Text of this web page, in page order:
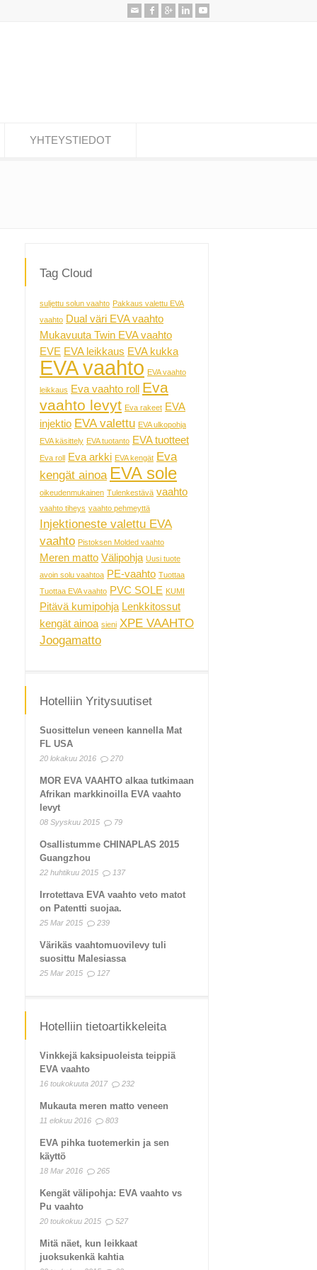
YHTEYSTIEDOT
Tag Cloud
suljettu solun vaahto Pakkaus valettu EVA
vaahto Dual väri EVA vaahto
Mukavuuta Twin EVA vaahto
EVE EVA leikkaus EVA kukka
EVA vaahto EVA vaahto
leikkaus Eva vaahto roll
Eva
vaahto levyt Eva rakeet EVA
injektio EVA valettu EVA ulkopohja
EVA käsittely EVA tuotanto EVA tuotteet
Eva roll Eva arkki EVA kengät Eva
kengät ainoa EVA sole
oikeudenmukainen Tulenkestävä vaahto
vaahto tiheys vaahto pehmeyttä
Injektioneste valettu EVA
vaahto Pistoksen Molded vaahto
Meren matto Välipohja Uusi tuote
avoin solu vaahtoa PE-vaahto Tuottaa
Tuottaa EVA vaahto PVC SOLE KUMI
Pitävä kumipohja Lenkkitossut
kengät ainoa sieni XPE VAAHTO
Joogamatto
Hotelliin Yritysuutiset
Suosittelun veneen kannella Mat
FL USA
20 lokakuu 2016 270
MOR EVA VAAHTO alkaa tutkimaan
Afrikan markkinoilla EVA vaahto
levyt
08 Syyskuu 2015 79
Osallistumme CHINAPLAS 2015
Guangzhou
22 huhtikuu 2015 137
Irrotettava EVA vaahto veto matot
on Patentti suojaa.
25 Mar 2015 239
Värikäs vaahtomuovilevy tuli
suosittu Malesiassa
25 Mar 2015 127
Hotelliin tietoartikkeleita
Vinkkejä kaksipuoleista teippiä
EVA vaahto
16 toukokuuta 2017 232
Mukauta meren matto veneen
11 elokuu 2016 803
EVA pihka tuotemerkin ja sen
käyttö
18 Mar 2016 265
Kengät välipohja: EVA vaahto vs
Pu vaahto
20 toukokuu 2015 527
Mitä näet, kun leikkaat
juoksukenkä kahtia